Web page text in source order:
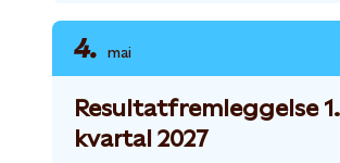
4. mai
Resultatfremleggelse 1.
kvartal 2027